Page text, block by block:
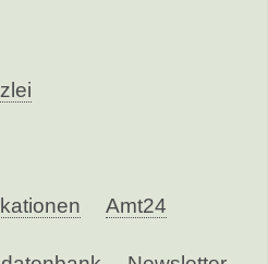
Amt24